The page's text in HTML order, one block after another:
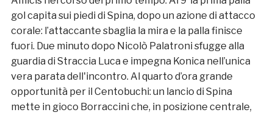
gol capita sui piedi di Spina, dopo un azione di attacco
corale: l’attaccante sbaglia la mira e la palla finisce
fuori. Due minuto dopo Nicolò Palatroni sfugge alla
guardia di Straccia Luca e impegna Konica nell’unica
vera parata dell'incontro. Al quarto d’ora grande
opportunità per il Centobuchi: un lancio di Spina
mette in gioco Borraccini che, in posizione centrale,